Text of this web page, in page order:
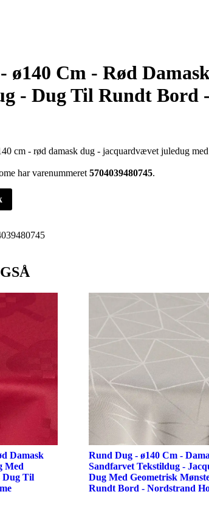
ø140 Cm - Rød
- Dug Til Rundt Bord
cm - rød damask dug - jacquardvævet juledug
har varenummeret 5704039480745.
Damask
Med
Dug Til
Rund Dug - ø140 Cm -
Sandfarvet Tekstildug -
Dug Med Geometrisk
Rundt Bord - Nordstrand